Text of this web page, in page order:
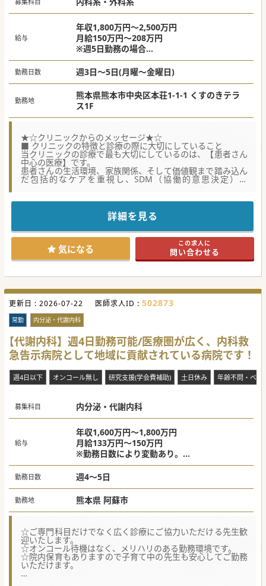
給与
年収1,800万円～2,500万円
月給150万円～208万円
※週5日勤務の場合
※ご経験等に応じて調整
勤務日数 週3日～5日(月曜～金曜日)
勤務地
熊本県熊本市中央区本荘1-1-1 くすのきテラ
ス1F
★☆クリニックからのメッセージ★☆
■ クリニックの特徴と診療の際に大切にしていること
当クリニックの診療で最も大切にしているのは、【患者さん
中心の医療】です。
患者さんの生活環境、家族関係、そして価値観まで踏み込ん
だ包括的なケアを重視し、SDM（協働的意思決定）や
ACP（アドバンス・ケア・プランニング）を積極的に活用し
最初の診察では、患者さんのこれまでの人生や今後どう暮ら
していきたいかを丁寧に伺い、納得のいく治療方針を共に考
訪問診療では、慢性疾患から癌末期のお看取りまで、幅広い
疾患に対応し、輸血や各種デバイスなど、多岐にわたる処置
の経験を積むことができます。
また、医師、看護師、ドライバーの3人体制での訪問を基本
としており、他職種との連携を重視したチーム医療を実践し
診療だけでなく、ICTを活用した効率的な業務推進も特徴
で、電子カルテや社内ツールを導入し、今後は音声認識によ
るカルテ記載自動化も予定しています。
■ クリニックの成り立ち、経緯と将来の展望
理事長の牧 賢郎が救急科として勤務していた時に抱いた問題
意識を原点としています。
多くの救急搬送が、もっと早く地域で対応できていれば防げ
たケースであると感じ、「病院の中だけでなく、地域そのも
のを変えなければならない」という強い思いから、2021年に
訪問診療専門のクリニックとして渋谷に開業しました。
日本の医療が医療従事者の自己犠牲の上に成り立っている現
状や、医療のIT化、地域連携の課題を解決するため、「理想
の地域医療を創りつづける」ことをミッションとして掲げ、
2025年5月の段階で、一都三県に7拠点を展開しています
が、今後の展望として、2026年には5院以上の新規開院を予
定しており、組織拡大に伴う社内制度の強化も進めていま
地域ごとに「核」となるクリニックを展開し、その地域の文
化やニーズに合った最適な医療・療養環境を提供すること
で、理想の地域医療のモデルケースを増やしていくことを目
指しています。
■ 在宅医療に対するやりがいや面白さ、そして未経験の医師
へ向けてのメッセージ
在宅医療は、患者さんの「生き方」や「旅立ち」に深く関わ
れる、非常に大きなやりがいを感じられる分野です。
病院では難しかった「最後にお風呂に入りたい」や「車椅子
いを、多職種と連携しながら実現できる喜びがあります。
単なる診療行為を超え、誰かの人生の最終章に深く寄り添
い、患者さんにとっての「ベスト」を見極めて最適な医療を
コーディネートしていくことは、在宅医療だからこそ得られ
る貴重な経験です。
また、地域の事業者や施設との信頼関係を築くための営業活
動を通じて、ご紹介いただける患者さんの数が増えていくこ
詳細を見る
気になる この求人に
問い合わせる
更新日 : 2026-07-22 医師求人ID : 502873
常勤 内分泌・代謝内科
【代謝内科】週4日勤務可能/医療圏が広く、内科救
急告示病院として地域に貢献されている病院です！
週4日以下 オンコール無し 研究支援(学会費補助) 土日休み 年齢不問・ベテ
募集科目 内分泌・代謝内科
給与
年収1,600万円～1,800万円
月給133万円～150万円
※勤務日数により変動あり。
※ご経験や資格などによりご相談可能です。
≪目安≫
週4日：年収1,600万円～
週5日：年収1,800万円～
勤務日数 週4～5日
勤務地 熊本県 阿蘇市
☆ご専門科目だけでなく広く診療にご協力いただける先生歓
迎いたします。
☆オンコール待機はなく、メリハリのある勤務環境です。
☆院内保育もありますので子育て中の先生も安心してご勤務
いただけます。